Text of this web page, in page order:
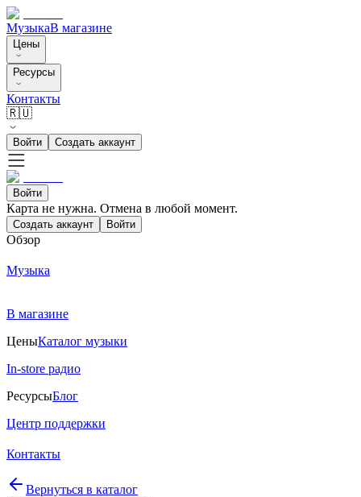
МузыкаВ магазине
Цены
Ресурсы
Контакты
🇷🇺
Войти Создать аккаунт
Войти
Карта не нужна. Отмена в любой момент.
Создать аккаунт Войти
Обзор
Музыка
В магазине
ЦеныКаталог музыки
In-store радио
РесурсыБлог
Центр поддержки
Контакты
Вернуться в каталог